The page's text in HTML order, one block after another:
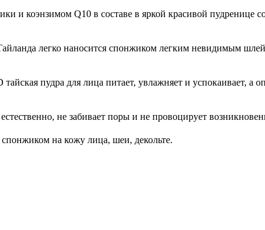
и коэнзимом Q10 в составе в яркой красивой
легко наносится спонжиком легким невидимым
пудра для лица питает, увлажняет и успокаивает,
не забивает поры и не провоцирует
на кожу лица, шеи, декольте.